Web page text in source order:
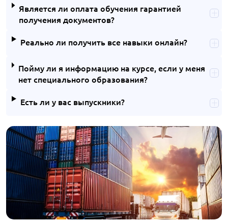
Является ли оплата обучения гарантией
получения документов?
Реально ли получить все навыки онлайн?
Пойму ли я информацию на курсе, если у меня
нет специального образования?
Есть ли у вас выпускники?